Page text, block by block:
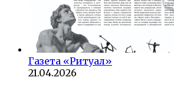
Газета «Ритуал»
21.04.2026